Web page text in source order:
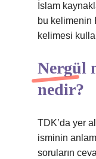
İslam
bu kelimenin
kelimesi
Nergül
nedir?
TDK’da yer
isminin
soruların